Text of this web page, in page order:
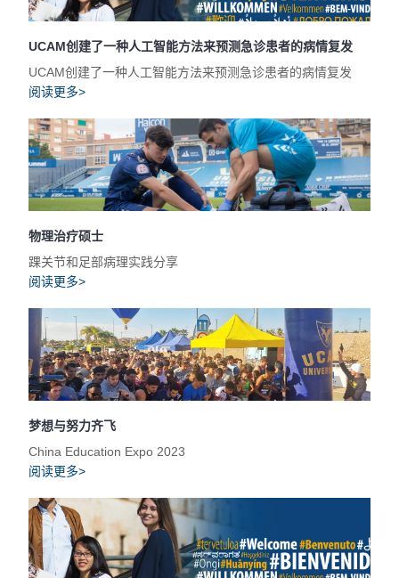
UCAM创建了一种人工智能方法来预测急诊患者的病情复发
UCAM创建了一种人工智能方法来预测急诊患者的病情复发
阅读更多>
物理治疗硕士
踝关节和足部病理实践分享
阅读更多>
梦想与努力齐飞
China Education Expo 2023
阅读更多>